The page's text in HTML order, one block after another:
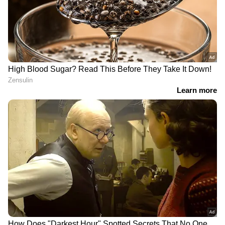
RECOMMENDED STORIES
നൂറ്റാണ്ടുകൾ പഴക്കമുള്ള
അപൂർവ മദ്യത്തിൽ നിന്നും
ചൈനീസ് മദ്യ ചരിത്രം
കണ്ടെത്തി ഗവേഷകർ
യുഎസ് - ഇറാൻ
സമാധാന ഉടമ്പടിക്ക്
ധാരണ പക്ഷേ,
ഇസ്രയേൽ?